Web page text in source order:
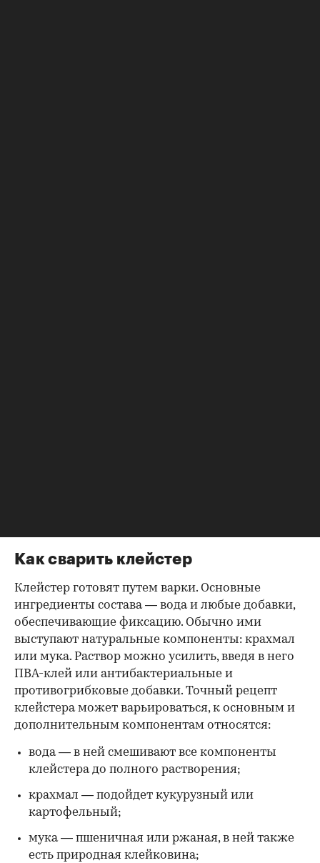
Как сварить клейстер
Клейстер готовят путем варки. Основные
ингредиенты состава — вода и любые добавки,
обеспечивающие фиксацию. Обычно ими
выступают натуральные компоненты: крахмал
или мука. Раствор можно усилить, введя в него
ПВА-клей или антибактериальные и
противогрибковые добавки. Точный рецепт
клейстера может варьироваться, к основным и
дополнительным компонентам относятся:
вода — в ней смешивают все компоненты
клейстера до полного растворения;
крахмал — подойдет кукурузный или
картофельный;
мука — пшеничная или ржаная, в ней также
есть природная клейковина;